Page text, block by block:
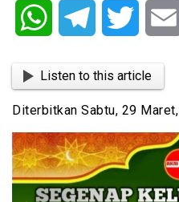
WhatsAppTelegram Twitter
Listen to this article
Diterbitkan Sabtu, 29